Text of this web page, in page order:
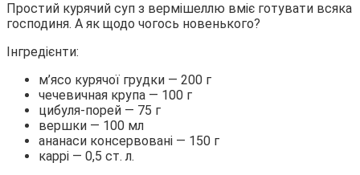
Простий курячий суп з вермішеллю вміє готувати всяка
господиня. А як щодо чогось новенького?
Інгредієнти:
м’ясо курячої грудки — 200 г
чечевичная крупа — 100 г
цибуля-порей — 75 г
вершки — 100 мл
ананаси консервовані — 150 г
каррі — 0,5 ст. л.